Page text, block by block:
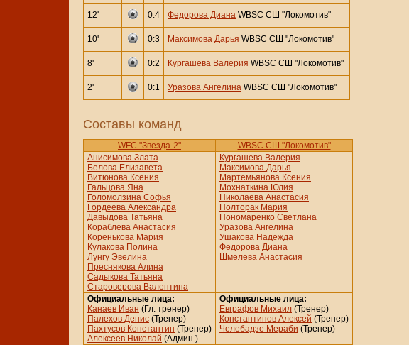
12' 0:4 Федорова Диана WBSC СШ "Локомотив"
10' 0:3 Максимова Дарья WBSC СШ "Локомотив"
8' 0:2 Кургашева Валерия WBSC СШ "Локомотив"
2' 0:1 Уразова Ангелина WBSC СШ "Локомотив"
Составы команд
WFC "Звезда-2"
WBSC СШ "Локомотив"
Анисимова Злата
Белова Елизавета
Витюнова Ксения
Гальцова Яна
Голомолзина Софья
Гордеева Александра
Давыдова Татьяна
Кораблева Анастасия
Коренькова Мария
Кулакова Полина
Лунгу Эвелина
Преснякова Алина
Садыкова Татьяна
Староверова Валентина
Кургашева Валерия
Максимова Дарья
Мартемьянова Ксения
Мохнаткина Юлия
Николаева Анастасия
Полторак Мария
Пономаренко Светлана
Уразова Ангелина
Ушакова Надежда
Федорова Диана
Шмелева Анастасия
Официальные лица:
Канаев Иван (Гл. тренер)
Палехов Денис (Тренер)
Пахтусов Константин (Тренер)
Алексеев Николай (Админ.)
Официальные лица:
Евграфов Михаил (Тренер)
Константинов Алексей (Тренер)
Челебадзе Мераби (Тренер)